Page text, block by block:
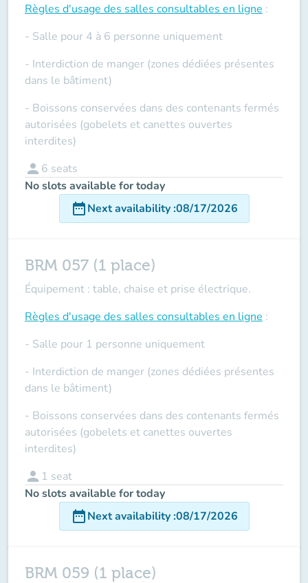
Règles d'usage des salles consultables en ligne :
- Salle pour 4 à 6 personne uniquement
- Interdiction de manger (zones dédiées présentes
dans le bâtiment)
- Boissons conservées dans des contenants fermés
autorisées (gobelets et canettes ouvertes
interdites)
person 6 seats
No slots available for today
date_rangeNext availability:08/17/2026
BRM 057 (1 place)
Équipement : table, chaise et prise électrique.
Règles d'usage des salles consultables en ligne :
- Salle pour 1 personne uniquement
- Interdiction de manger (zones dédiées présentes
dans le bâtiment)
- Boissons conservées dans des contenants fermés
autorisées (gobelets et canettes ouvertes
interdites)
person 1 seat
No slots available for today
date_rangeNext availability:08/17/2026
BRM 059 (1 place)